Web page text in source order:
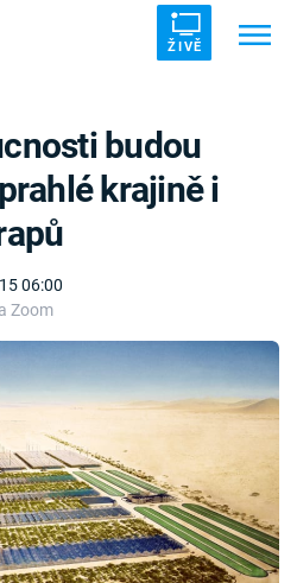
ŽIVĚ
06:00
Zoom
budou
krajině i